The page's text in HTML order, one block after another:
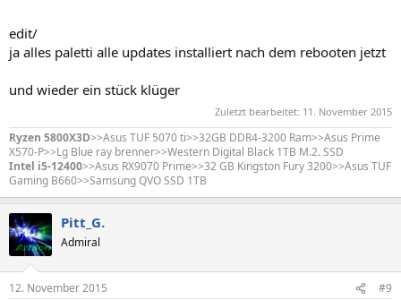
edit/
ja alles paletti alle updates installiert nach dem rebooten jetzt
und wieder ein stück klüger
Zuletzt bearbeitet: 11. November 2015
Ryzen 5800X3D>>Asus TUF 5070 ti>>32GB DDR4-3200 Ram>>Asus Prime
X570-P>>Lg Blue ray brenner>>Western Digital Black 1TB M.2. SSD
Intel i5-12400>>Asus RX9070 Prime>>32 GB Kingston Fury 3200>>Asus TUF
Gaming B660>>Samsung QVO SSD 1TB
Pitt_G.
Admiral
12. November 2015 #9